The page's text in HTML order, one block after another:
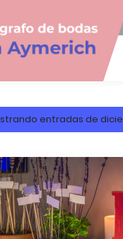
entradas de